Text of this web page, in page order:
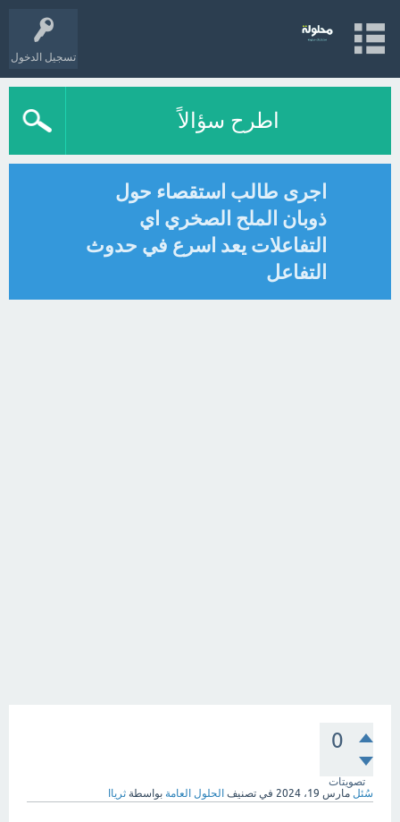
تسجيل الدخول
اطرح سؤالاً
اجرى طالب استقصاء حول
ذوبان الملح الصخري اي
التفاعلات يعد اسرع في حدوث
التفاعل
0
تصويتات
سُئل مارس 19، 2024 في تصنيف الحلول العامة بواسطة ثرياا